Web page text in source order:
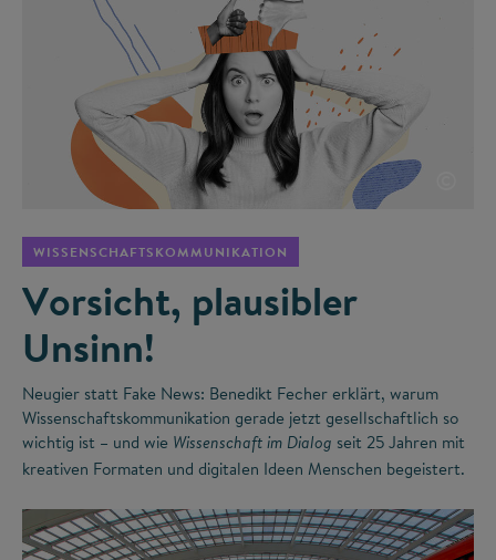
WISSENSCHAFTSKOMMUNIKATION
Vorsicht, plausibler
Unsinn!
Neugier statt Fake News: Benedikt Fecher erklärt, warum
Wissenschaftskommunikation gerade jetzt gesellschaftlich so
wichtig ist – und wie Wissenschaft im Dialog seit 25 Jahren mit
kreativen Formaten und digitalen Ideen Menschen begeistert.